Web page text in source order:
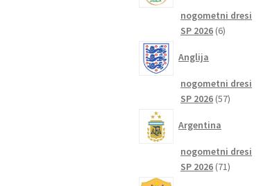
nogometni dresi
SP 2026 66
Anglija
nogometni dresi
SP 2026 5757
Argentina
nogometni dresi
SP 2026 7171